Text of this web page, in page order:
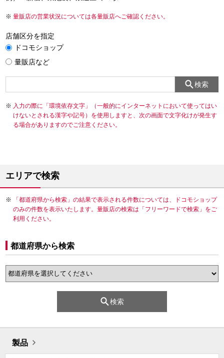
量販店の営業状況については各量販店へご確認ください。
店舗区分を指定
ドコモショップ
量販店など
検索
入力の際に「環境依存文字」（一般的にインターネットにおいて使ってはい
けないとされる漢字や記号）を使用しますと、次の画面で文字化けが発生す
る場合がありますのでご注意ください。
エリアで検索
「都道府県から検索」の結果で表示される件数については、ドコモショップ
のみの件数を表示いたします。量販店の検索は「フリーワードで検索」をご
利用ください。
都道府県から検索
検索
製品